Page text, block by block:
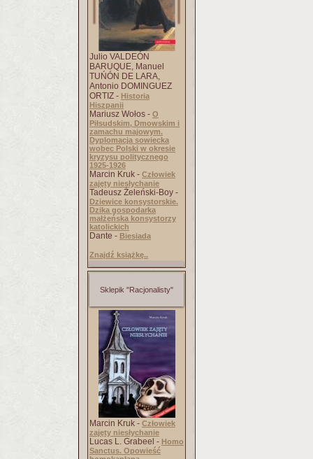
Julio VALDEÓN
BARUQUE, Manuel
TUŃÓN DE LARA,
Antonio DOMINGUEZ
ORTIZ - Historia
Hiszpanii
Mariusz Wołos - O
Piłsudskim, Dmowskim i
zamachu majowym.
Dyplomacja sowiecka
wobec Polski w okresie
kryzysu politycznego
1925-1926
Marcin Kruk - Człowiek
zajęty niesłychanie
Tadeusz Żeleński-Boy -
Dziewice konsystorskie.
Dzika gospodarka
małżeńska konsystorzy
katolickich
Dante - Biesiada
Znajdź książkę..
Sklepik "Racjonalisty"
Marcin Kruk - Człowiek
zajęty niesłychanie
Lucas L. Grabeel - Homo
Sanctus. Opowieść